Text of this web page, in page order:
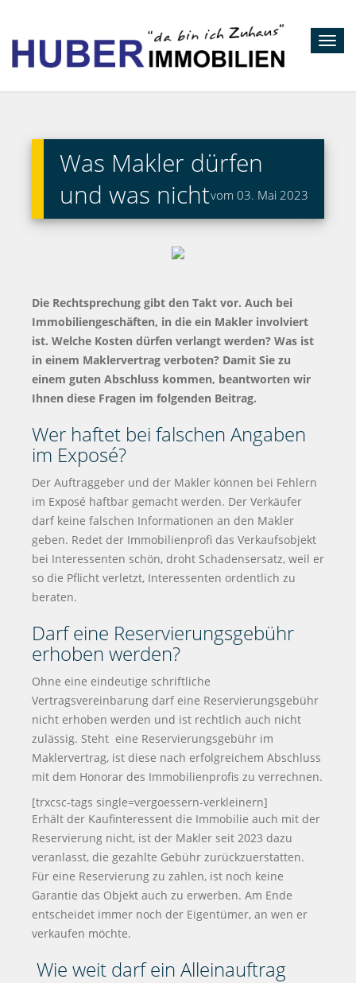
Was Makler dürfen
und was nichtvom 03. Mai 2023
Die Rechtsprechung gibt den Takt vor. Auch bei
Immobiliengeschäften, in die ein Makler involviert
ist. Welche Kosten dürfen verlangt werden? Was ist
in einem Maklervertrag verboten? Damit Sie zu
einem guten Abschluss kommen, beantworten wir
Ihnen diese Fragen im folgenden Beitrag.
Wer haftet bei falschen Angaben
im Exposé?
Der Auftraggeber und der Makler können bei Fehlern
im Exposé haftbar gemacht werden. Der Verkäufer
darf keine falschen Informationen an den Makler
geben. Redet der Immobilienprofi das Verkaufsobjekt
bei Interessenten schön, droht Schadensersatz, weil er
so die Pflicht verletzt, Interessenten ordentlich zu
beraten.
Darf eine Reservierungsgebühr
erhoben werden?
Ohne eine eindeutige schriftliche
Vertragsvereinbarung darf eine Reservierungsgebühr
nicht erhoben werden und ist rechtlich auch nicht
zulässig. Steht eine Reservierungsgebühr im
Maklervertrag, ist diese nach erfolgreichem Abschluss
mit dem Honorar des Immobilienprofis zu verrechnen.
[trxcsc-tags single=vergoessern-verkleinern]
Erhält der Kaufinteressent die Immobilie auch mit der
Reservierung nicht, ist der Makler seit 2023 dazu
veranlasst, die gezahlte Gebühr zurückzuerstatten.
Für eine Reservierung zu zahlen, ist noch keine
Garantie das Objekt auch zu erwerben. Am Ende
entscheidet immer noch der Eigentümer, an wen er
verkaufen möchte.
Wie weit darf ein Alleinauftrag